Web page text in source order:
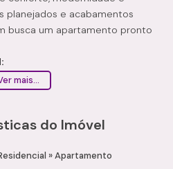
planejados e acabamentos
busca um apartamento pronto
iluminada
e acabamento em cerâmica
mais...
do Imóvel
»Apartamento